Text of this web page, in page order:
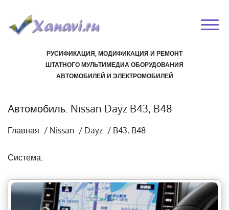
РУСИФИКАЦИЯ, МОДИФИКАЦИЯ И РЕМОНТ
ШТАТНОГО МУЛЬТИМЕДИА ОБОРУДОВАНИЯ
АВТОМОБИЛЕЙ И ЭЛЕКТРОМОБИЛЕЙ
Автомобиль: Nissan Dayz B43, B48
Главная / Nissan / Dayz / B43, B48
Система: